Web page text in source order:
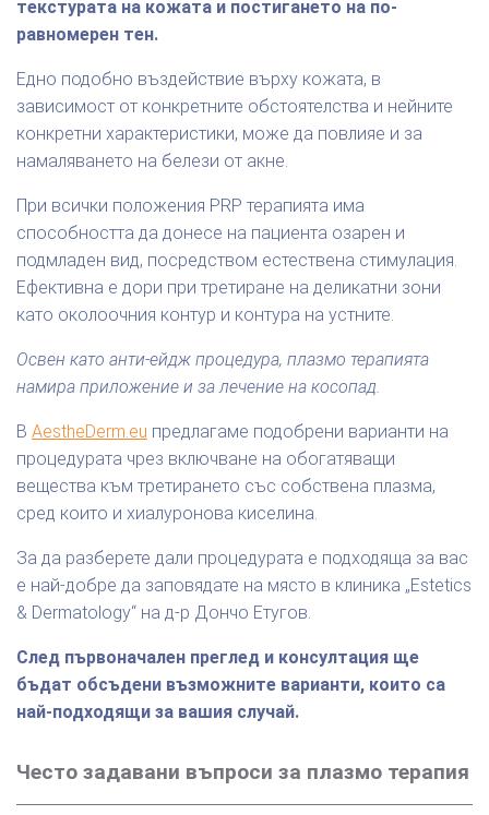
текстурата на кожата и постигането на по-
равномерен тен.
Едно подобно въздействие върху кожата, в
зависимост от конкретните обстоятелства и нейните
конкретни характеристики, може да повлияе и за
намаляването на белези от акне.
При всички положения PRP терапията има
способността да донесе на пациента озарен и
подмладен вид, посредством естествена стимулация.
Ефективна е дори при третиране на деликатни зони
като околоочния контур и контура на устните.
Освен като анти-ейдж процедура, плазмо терапията
намира приложение и за лечение на косопад.
В AestheDerm.eu предлагаме подобрени варианти на
процедурата чрез включване на обогатяващи
вещества към третирането със собствена плазма,
сред които и хиалуронова киселина.
За да разберете дали процедурата е подходяща за вас
е най-добре да заповядате на място в клиника „Estetics
& Dermatology“ на д-р Дончо Етугов.
След първоначален преглед и консултация ще
бъдат обсъдени възможните варианти, които са
най-подходящи за вашия случай.
Често задавани въпроси за плазмо терапия